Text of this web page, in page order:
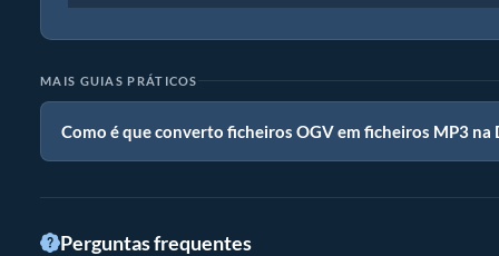
MAIS GUIAS PRÁTICOS
Como é que converto ficheiros OGV em ficheiros MP3 na
Perguntas frequentes